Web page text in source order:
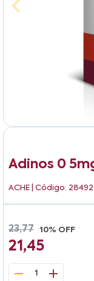
Adinos 0
ACHE | Código:
23,77 10% OFF
21,45
1